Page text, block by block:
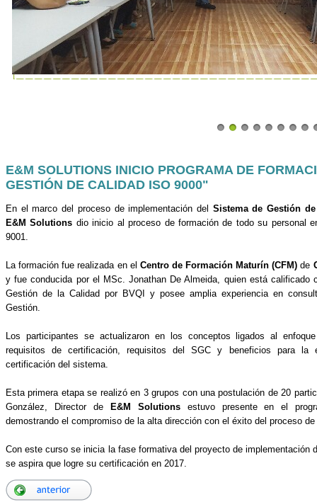
E&M SOLUTIONS INICIO PROGRAMA DE
GESTIÓN DE CALIDAD ISO 9000"
En el marco del proceso de implementación del Sistema de Gestión
E&M Solutions dio inicio al proceso de formación de todo su personal
9001.
La formación fue realizada en el Centro de Formación Maturín (CFM)de
y fue conducida por el MSc. Jonathan De Almeida, quien está calificado
Gestión de la Calidad por BVQI y posee amplia experiencia en
Gestión.
Los participantes se actualizaron en los conceptos ligados al
requisitos de certificación, requisitos del SGC y beneficios para la
certificación del sistema.
Esta primera etapa se realizó en 3 grupos con una postulación de 20
González, Director de E&M Solutionsestuvo presente en el
demostrando el compromiso de la alta dirección con el éxito del proceso
Con este curso se inicia la fase formativa del proyecto de implementación
se aspira que logre su certificación en 2017.